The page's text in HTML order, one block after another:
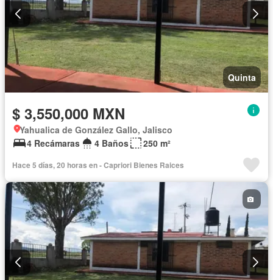
Quinta
$ 3,550,000 MXN
Yahualica de González Gallo, Jalisco
4 Recámaras
4 Baños 250 m²
Hace 5 días, 20 horas en - Capriori Bienes Raices